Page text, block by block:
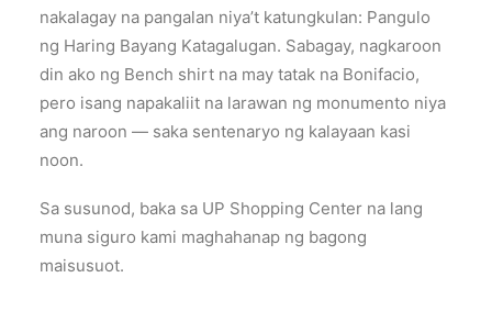
nakalagay na pangalan niya’t katungkulan: Pangulo
ng Haring Bayang Katagalugan. Sabagay, nagkaroon
din ako ng Bench shirt na may tatak na Bonifacio,
pero isang napakaliit na larawan ng monumento niya
ang naroon — saka sentenaryo ng kalayaan kasi
noon.
Sa susunod, baka sa UP Shopping Center na lang
muna siguro kami maghahanap ng bagong
maisusuot.